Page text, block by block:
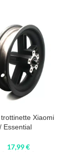
Xiaomi
Essential
17,99€